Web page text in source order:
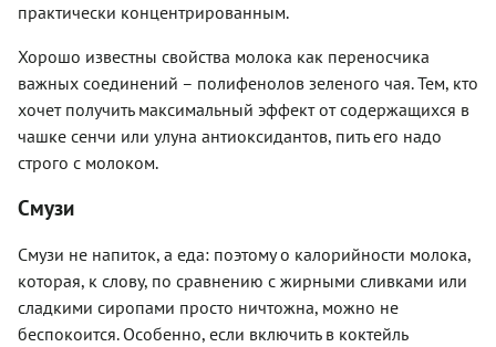
практически концентрированным.
Хорошо известны свойства молока как переносчика
важных соединений – полифенолов зеленого чая. Тем, кто
хочет получить максимальный эффект от содержащихся в
чашке сенчи или улуна антиоксидантов, пить его надо
строго с молоком.
Смузи
Смузи не напиток, а еда: поэтому о калорийности молока,
которая, к слову, по сравнению с жирными сливками или
сладкими сиропами просто ничтожна, можно не
беспокоится. Особенно, если включить в коктейль